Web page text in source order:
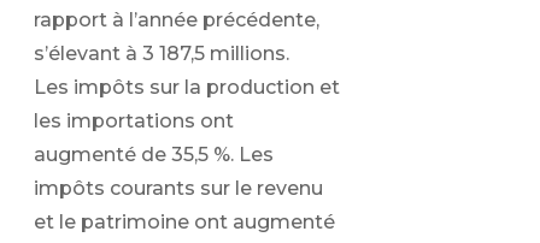
rapport à l’année précédente,
s’élevant à 3 187,5 millions.
Les impôts sur la production et
les importations ont
augmenté de 35,5 %. Les
impôts courants sur le revenu
et le patrimoine ont augmenté